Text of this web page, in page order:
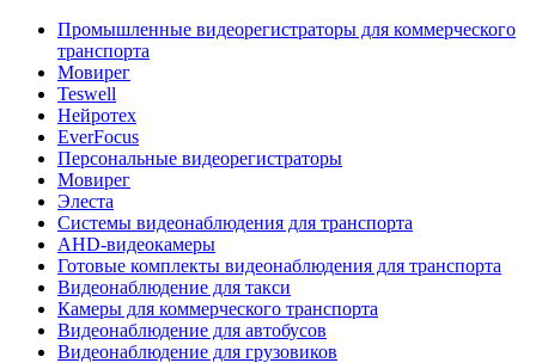
Промышленные видеорегистраторы для коммерческого
транспорта
Мовирег
Teswell
Нейротех
EverFocus
Персональные видеорегистраторы
Мовирег
Элеста
Системы видеонаблюдения для транспорта
AHD-видеокамеры
Готовые комплекты видеонаблюдения для транспорта
Видеонаблюдение для такси
Камеры для коммерческого транспорта
Видеонаблюдение для автобусов
Видеонаблюдение для грузовиков